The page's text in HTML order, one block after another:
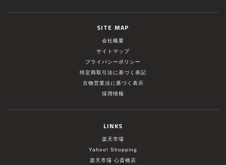
SITE MAP
会社概要
サイトマップ
プライバシーポリシー
特定商取引法に基づく表記
古物営業法に基づく表示
採用情報
LINKS
楽天市場
Yahoo! Shopping
楽天市場 心斎橋店